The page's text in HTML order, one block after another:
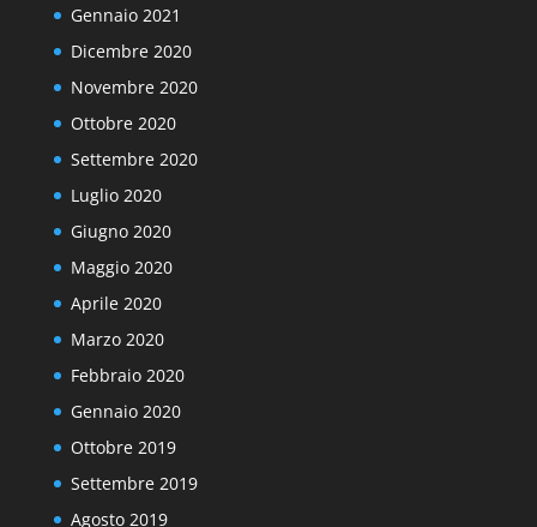
Gennaio 2021
Dicembre 2020
Novembre 2020
Ottobre 2020
Settembre 2020
Luglio 2020
Giugno 2020
Maggio 2020
Aprile 2020
Marzo 2020
Febbraio 2020
Gennaio 2020
Ottobre 2019
Settembre 2019
Agosto 2019